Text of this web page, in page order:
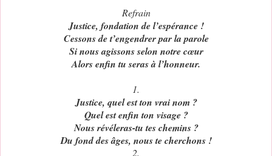
Refrain
Justice, fondation de l’espérance !
Cessons de t’engendrer par la parole
Si nous agissons selon notre cœur
Alors enfin tu seras à l’honneur.
1.
Justice, quel est ton vrai nom ?
Quel est enfin ton visage ?
Nous révéleras-tu tes chemins ?
Du fond des âges, nous te cherchons !
2.